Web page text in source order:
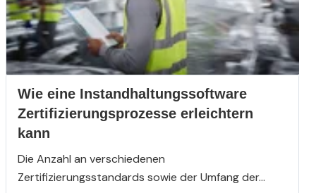
Wie eine Instandhaltungssoftware
Zertifizierungsprozesse erleichtern
kann
Die Anzahl an verschiedenen
Zertifizierungsstandards sowie der Umfang der...